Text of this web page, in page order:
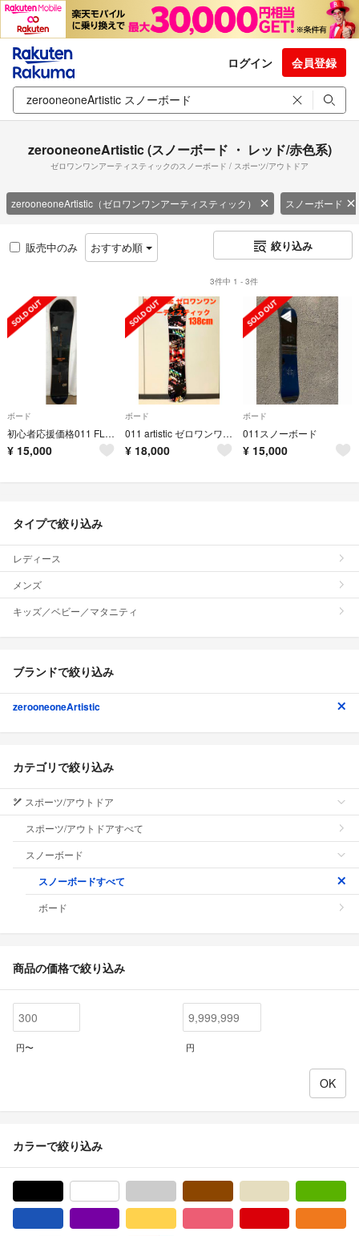
ログイン 会員登録
zerooneoneArtistic (スノーボード ・ レッド/赤色系)
ゼロワンワンアーティスティックのスノーボード / スポーツ/アウトドア
zerooneoneArtistic（ゼロワンワンアーティスティック） スノーボード
販売中のみ おすすめ順 絞り込み
3件中 1 - 3件
ボード
初心者応援価格011 FLAT リミテッド153
¥ 15,000
ボード
011 artistic ゼロワンワン アーティスティック スノーボード
¥ 18,000
ボード
011スノーボード
¥ 15,000
タイプで絞り込み
レディース
メンズ
キッズ／ベビー／マタニティ
ブランドで絞り込み
zerooneoneArtistic
カテゴリで絞り込み
スポーツ/アウトドア
スポーツ/アウトドアすべて
スノーボード
スノーボードすべて
ボード
商品の価格で絞り込み
円〜 円
カラーで絞り込み